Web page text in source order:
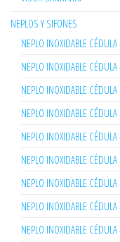
NEPLOS Y SIFONES
NEPLO INOXIDABLE
NEPLO INOXIDABLE
NEPLO INOXIDABLE
NEPLO INOXIDABLE
NEPLO INOXIDABLE
NEPLO INOXIDABLE
NEPLO INOXIDABLE
NEPLO INOXIDABLE
NEPLO INOXIDABLE